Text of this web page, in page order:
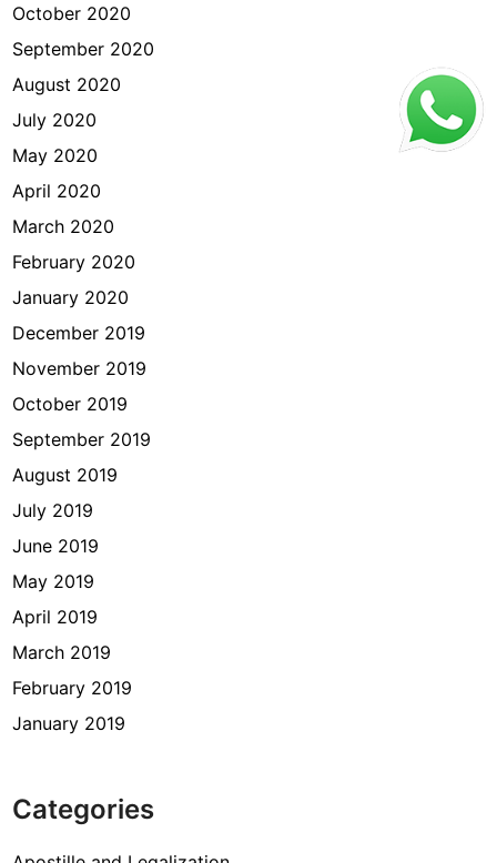
October 2020
September 2020
August 2020
July 2020
May 2020
April 2020
March 2020
February 2020
January 2020
December 2019
November 2019
October 2019
September 2019
August 2019
July 2019
June 2019
May 2019
April 2019
March 2019
February 2019
January 2019
Categories